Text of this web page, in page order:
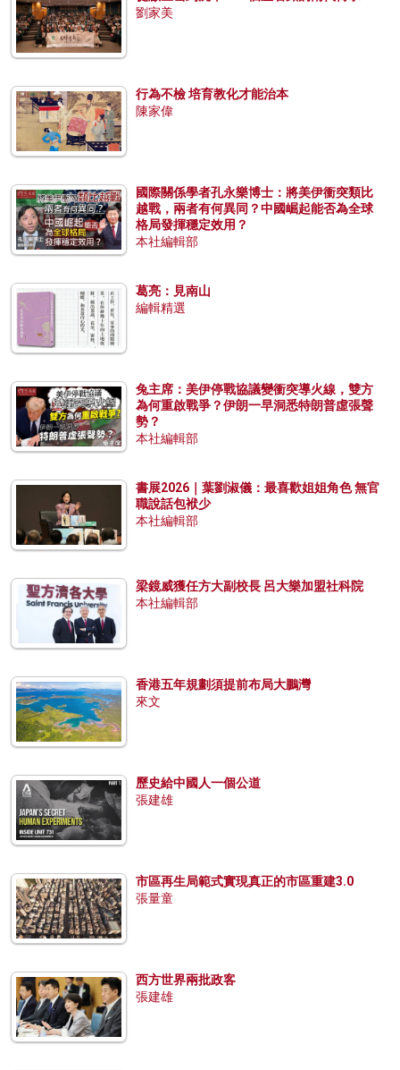
劉家美
行為不檢 培育教化才能治本
陳家偉
國際關係學者孔永樂博士：將美伊衝突類比
越戰，兩者有何異同？中國崛起能否為全球
格局發揮穩定效用？
本社編輯部
葛亮：見南山
編輯精選
兔主席：美伊停戰協議變衝突導火線，雙方
為何重啟戰爭？伊朗一早洞悉特朗普虛張聲
勢？
本社編輯部
書展2026｜葉劉淑儀：最喜歡姐姐角色 無官
職說話包袱少
本社編輯部
梁鏡威獲任方大副校長 呂大樂加盟社科院
本社編輯部
香港五年規劃須提前布局大鵬灣
來文
歷史給中國人一個公道
張建雄
市區再生局範式實現真正的市區重建3.0
張量童
西方世界兩批政客
張建雄